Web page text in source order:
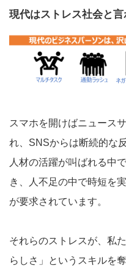
現代はストレス社会と言
スマホを開けばニュース
れ、SNSからは断続的な
人材の活躍が叫ばれる中
き、人不足の中で時短を
が要求されています。
それらのストレスが、私
らしさ」というスキルを